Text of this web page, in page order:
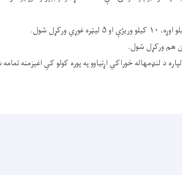
د لنډمهاله خوراکي اړتیاوو په پوره کولو کې اغېزمنه